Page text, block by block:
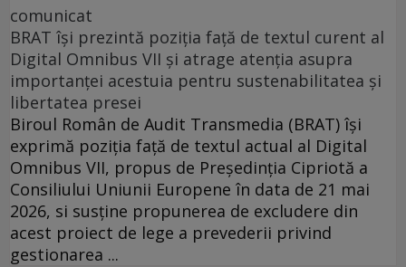
comunicat
BRAT își prezintă poziția față de textul curent al
Digital Omnibus VII și atrage atenția asupra
importanței acestuia pentru sustenabilitatea și
libertatea presei
Biroul Român de Audit Transmedia (BRAT) își
exprimă poziția față de textul actual al Digital
Omnibus VII, propus de Președinția Cipriotă a
Consiliului Uniunii Europene în data de 21 mai
2026, si susține propunerea de excludere din
acest proiect de lege a prevederii privind
gestionarea ...